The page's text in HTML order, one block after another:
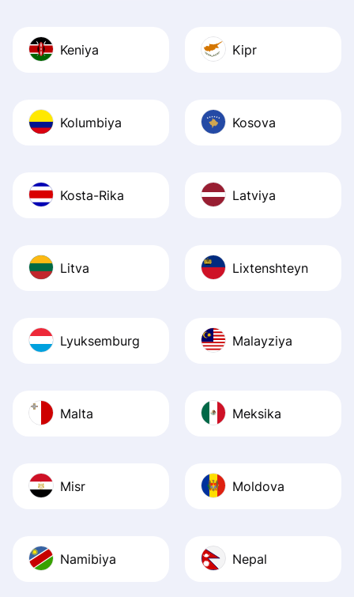
Keniya Kipr
Kolumbiya Kosova
Kosta-Rika Latviya
Litva Lixtenshteyn
Lyuksemburg Malayziya
Malta Meksika
Misr Moldova
Namibiya Nepal